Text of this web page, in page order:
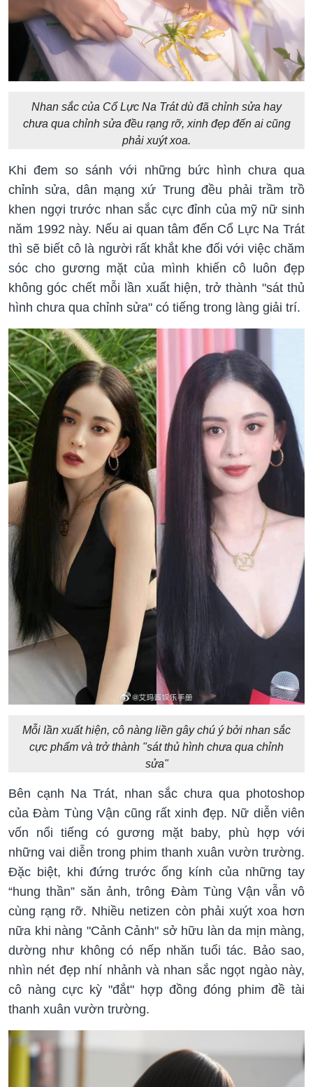
Nhan sắc của Cổ Lực Na Trát dù đã chỉnh sửa hay
chưa qua chỉnh sửa đều rạng rỡ, xinh đẹp đến ai cũng
phải xuýt xoa.
Khi đem so sánh với những bức hình chưa qua
chỉnh sửa, dân mạng xứ Trung đều phải trầm trồ
khen ngợi trước nhan sắc cực đỉnh của mỹ nữ sinh
năm 1992 này. Nếu ai quan tâm đến Cổ Lực Na Trát
thì sẽ biết cô là người rất khắt khe đối với việc chăm
sóc cho gương mặt của mình khiến cô luôn đẹp
không góc chết mỗi lần xuất hiện, trở thành "sát thủ
hình chưa qua chỉnh sửa" có tiếng trong làng giải trí.
Mỗi lần xuất hiện, cô nàng liền gây chú ý bởi nhan sắc
cực phẩm và trở thành "sát thủ hình chưa qua chỉnh
sửa"
Bên cạnh Na Trát, nhan sắc chưa qua photoshop
của Đàm Tùng Vận cũng rất xinh đẹp. Nữ diễn viên
vốn nổi tiếng có gương mặt baby, phù hợp với
những vai diễn trong phim thanh xuân vườn trường.
Đặc biệt, khi đứng trước ống kính của những tay
“hung thần” săn ảnh, trông Đàm Tùng Vận vẫn vô
cùng rạng rỡ. Nhiều netizen còn phải xuýt xoa hơn
nữa khi nàng "Cảnh Cảnh" sở hữu làn da mịn màng,
dường như không có nếp nhăn tuổi tác. Bảo sao,
nhìn nét đẹp nhí nhảnh và nhan sắc ngọt ngào này,
cô nàng cực kỳ "đắt" hợp đồng đóng phim đề tài
thanh xuân vườn trường.